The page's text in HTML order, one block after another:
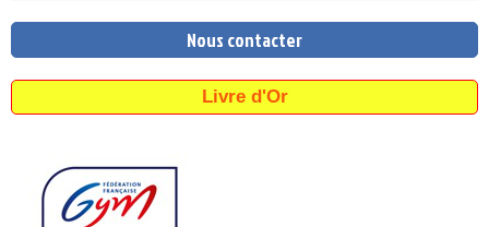
Nous contacter
Livre d'Or